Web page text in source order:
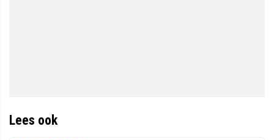
Lees ook